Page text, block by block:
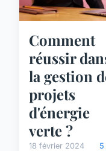
Comment
réussir
la gestion
projets
d'énergie
verte ?
18 février 2024 5